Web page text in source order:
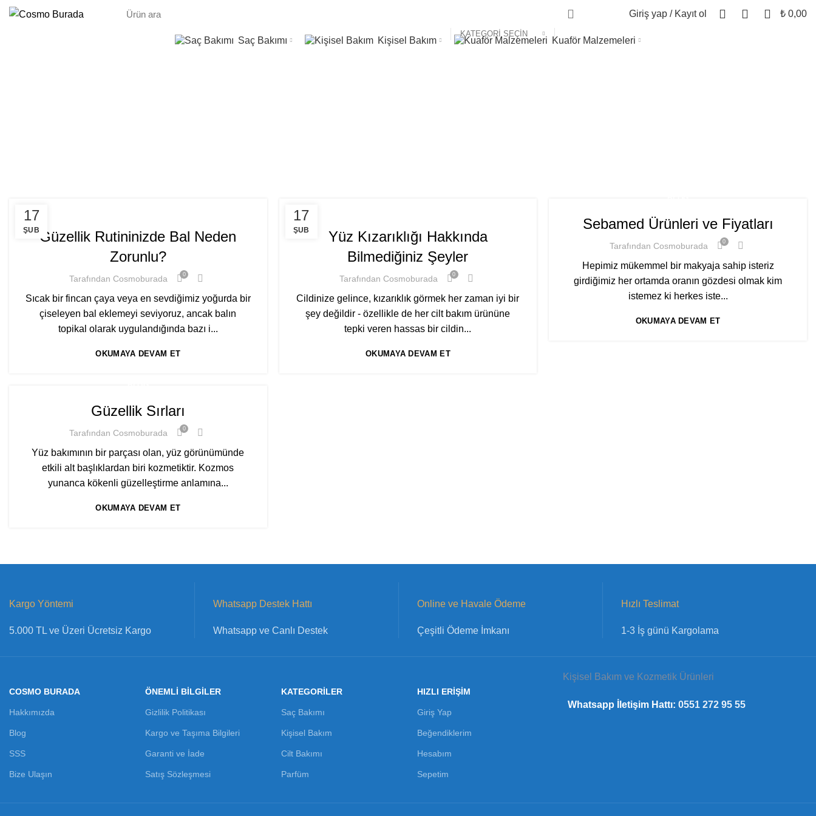
KATEGORI SEÇIN
Giriş yap / Kayıt ol ₺ 0,00
Saç Bakımı Kişisel Bakım Kuaför Malzemeleri
17
ŞUB Güzellik Rutininizde Bal Neden
Zorunlu?
Tarafından Cosmoburada 0
Sıcak bir fincan çaya veya en sevdiğimiz yoğurda bir
çiseleyen bal eklemeyi seviyoruz, ancak balın
topikal olarak uygulandığında bazı i...
OKUMAYA DEVAM ET
17
ŞUB
Yüz Kızarıklığı Hakkında
Bilmediğiniz Şeyler
Tarafından Cosmoburada 0
Cildinize gelince, kızarıklık görmek her zaman iyi bir
şey değildir - özellikle de her cilt bakım ürününe
tepki veren hassas bir cildin...
OKUMAYA DEVAM ET
Sebamed Ürünleri ve Fiyatları
Tarafından Cosmoburada 0
Hepimiz mükemmel bir makyaja sahip isteriz
girdiğimiz her ortamda oranın gözdesi olmak kim
istemez ki herkes iste...
OKUMAYA DEVAM ET
Güzellik Sırları
Tarafından Cosmoburada 0
Yüz bakımının bir parçası olan, yüz görünümünde
etkili alt başlıklardan biri kozmetiktir. Kozmos
yunanca kökenli güzelleştirme anlamına...
OKUMAYA DEVAM ET
Kargo Yöntemi
5.000 TL ve Üzeri Ücretsiz Kargo
Whatsapp Destek Hattı
Whatsapp ve Canlı Destek
Online ve Havale Ödeme
Çeşitli Ödeme İmkanı
Hızlı Teslimat
1-3 İş günü Kargolama
COSMO BURADA
Hakkımızda
Blog
SSS
Bize Ulaşın
ÖNEMLİ BİLGİLER
Gizlilik Politikası
Kargo ve Taşıma Bilgileri
Garanti ve İade
Satış Sözleşmesi
KATEGORILER
Saç Bakımı
Kişisel Bakım
Cilt Bakımı
Parfüm
HIZLI ERİŞİM
Giriş Yap
Beğendiklerim
Hesabım
Sepetim
Kişisel Bakım ve Kozmetik Ürünleri
Whatsapp İletişim Hattı: 0551 272 95 55